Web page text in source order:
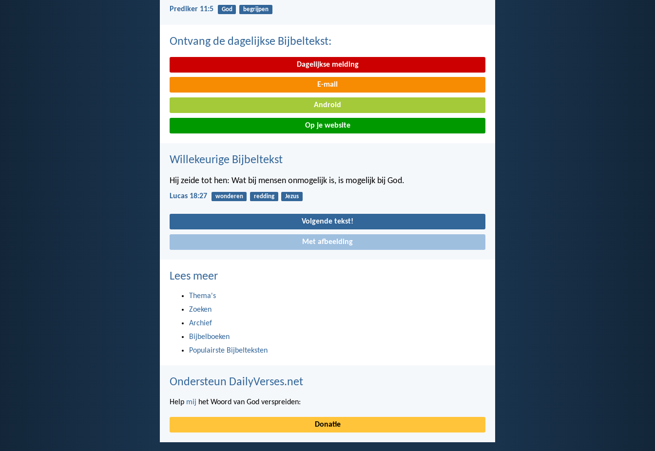
Prediker 11:5 God begrijpen
Ontvang de dagelijkse Bijbeltekst:
Dagelijkse melding
E-mail
Android
Op je website
Willekeurige Bijbeltekst
Hij zeide tot hen: Wat bij mensen onmogelijk is, is mogelijk bij God.
Lucas 18:27 wonderen redding Jezus
Volgende tekst!
Met afbeelding
Lees meer
Thema's
Zoeken
Archief
Bijbelboeken
Populairste Bijbelteksten
Ondersteun DailyVerses.net
Help mij het Woord van God verspreiden:
Donatie